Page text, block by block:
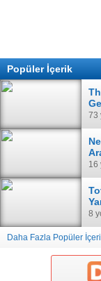
Popüler İçerik
73
16
8
Daha Fazla Popüler